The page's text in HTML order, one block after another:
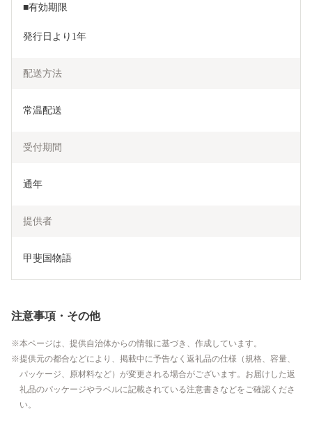
■有効期限
発行日より1年
配送方法
常温配送
受付期間
通年
提供者
甲斐国物語
注意事項・その他
本ページは、提供自治体からの情報に基づき、作成しています。
提供元の都合などにより、掲載中に予告なく返礼品の仕様（規格、容量、
パッケージ、原材料など）が変更される場合がございます。お届けした返
礼品のパッケージやラベルに記載されている注意書きなどをご確認くださ
い。